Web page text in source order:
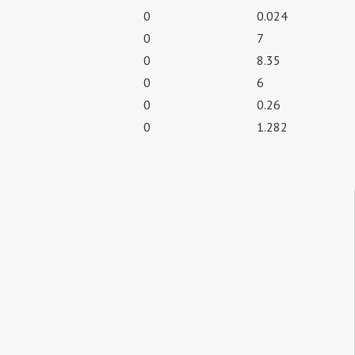
0
0.024
0
7
0
8.35
0
6
0
0.26
0 1.282